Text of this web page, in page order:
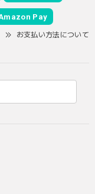
Pay
お支払い方法について